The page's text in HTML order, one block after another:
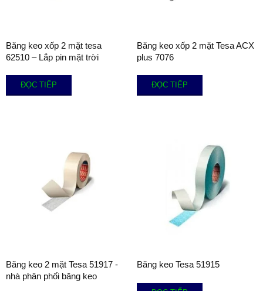
Băng keo xốp 2 mặt tesa
62510 – Lắp pin mặt trời
ĐỌC TIẾP
Băng keo xốp 2 mặt Tesa ACX
plus 7076
ĐỌC TIẾP
Băng keo 2 mặt Tesa 51917 -
nhà phân phối băng keo
Băng keo Tesa 51915